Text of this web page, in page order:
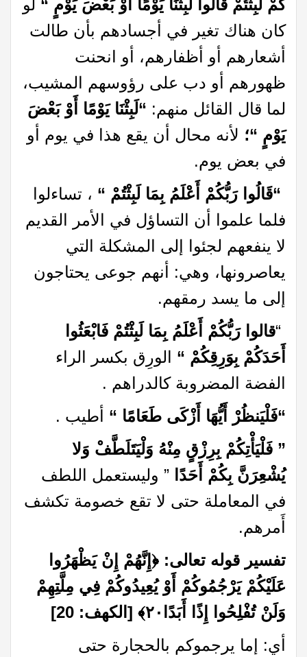
كَمْ لَبِثْتُمْ قَالُوا لَبِثْنَا يَوْمًا أَوْ بَعْضَ يَوْمٍ “ لو
كان هناك تغير في أجسادهم بأن طالت
أشعارهم أو أظفارهم، أو انحنت
ظهورهم أو دب على رؤوسهم المشيب،
لما قال القائل منهم: “لَبِثْنَا يَوْمًا أَوْ بَعْضَ
يَوْمٍ “؛ لأنه محال أن يقع هذا في يوم أو
في بعض يوم.
“قَالُوا رَبُّكُمْ أَعْلَمُ بِمَا لَبِثْتُمْ “ ، تساءلوا
فلما علموا أن التساؤل في الأمر القديم
لا ينفعهم لجئوا إلى المشكلة التي
يعاصرونها، وهي: أنهم جوعى يحتاجون
إلى ما يسد رمقهم.
“قالوا رَبُّكُمْ أَعْلَمُ بِمَا لَبِثْتُمْ فَابْعَثُوا
أَحَدَكُمْ بِوَرِقِكُمْ “ الورِق بكسر الراء
الفضة المضروبة كالدراهم .
“فَلْيَنظُرْ أَيُّهَا أَزْكَى طَعَامًا “ أطيب .
” فَلْيَأْتِكُمْ بِرِزْقٍ مِنْهُ وَلْيَتَلَطَّفْ وَلا
يُشْعِرَنَّ بِكُمْ أَحَدًا ” وليستعمل اللطف
في المعاملة حتى لا تقع خصومة تكشف
أَمرهم.
تفسير قوله تعالى: ﴿إِنَّهُمْ إِنْ يَظْهَرُوا
عَلَيْكُمْ يَرْجُمُوكُمْ أَوْ يُعِيدُوكُمْ فِي مِلَّتِهِمْ
وَلَنْ تُفْلِحُوا إِذًا أَبَدًا٢٠
﴾ [الكهف: 20]
أي: إما يرجموكم بالحجارة حتى